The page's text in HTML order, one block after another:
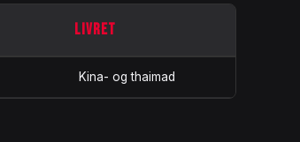
LIVRET
Kina- og thaimad